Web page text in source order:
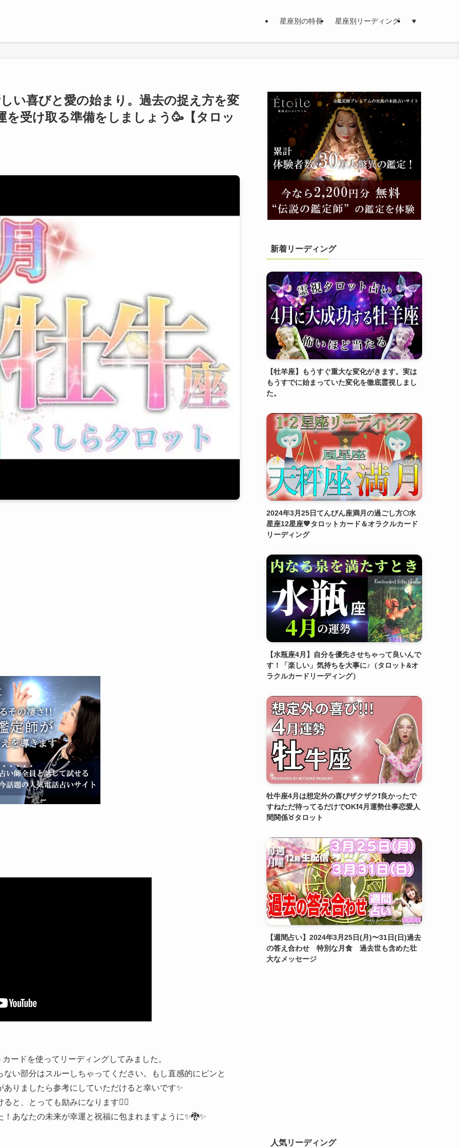
星座別の特長 星座別リーディング ♥
い喜びと愛の始まり。過去の捉え方を変
を受け取る準備をしましょう🥳【タロッ
ードを使ってリーディングしてみました。
い部分はスルーしちゃってください。もし直感的にピンと
りましたら参考にしていただけると幸いです✨
と、とっても励みになります🙇‍♂️
あなたの未来が幸運と祝福に包まれますように✨🐉✨
新着リーディング
【牡羊座】もうすぐ重大な変化がきます。実は
もうすでに始まっていた変化を徹底霊視しまし
た。
2024年3月25日てんびん座満月の過ごし方🌕水
星座12星座💖タロットカード＆オラクルカード
リーディング
【水瓶座4月】自分を優先させちゃって良いんで
す！「楽しい」気持ちを大事に♪（タロット&オ
ラクルカードリーディング）
牡牛座4月は想定外の喜びザクザク❗️良かったで
すねただ待ってるだけでOK❗️4月運勢仕事恋愛人
間関係♉️タロット
【週間占い】2024年3月25日(月)〜31日(日)過去
の答え合わせ 特別な月食 過去世も含めた壮
大なメッセージ
人気リーディング